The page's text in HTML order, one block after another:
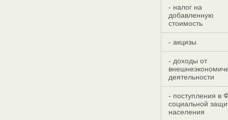
- налог на
добавленную
стоимость
- акцизы
- доходы от
деятельности
- поступления в
социальной
населения